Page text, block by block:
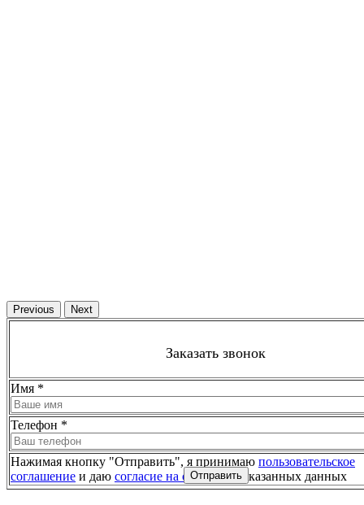
Previous Next
Заказать звонок
Имя *
Телефон *
Нажимая кнопку "Отправить", я принимаю пользовательское
соглашение и даю согласие на обработкууказанных данных